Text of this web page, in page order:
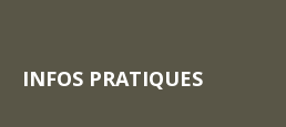
INFOS PRATIQUES